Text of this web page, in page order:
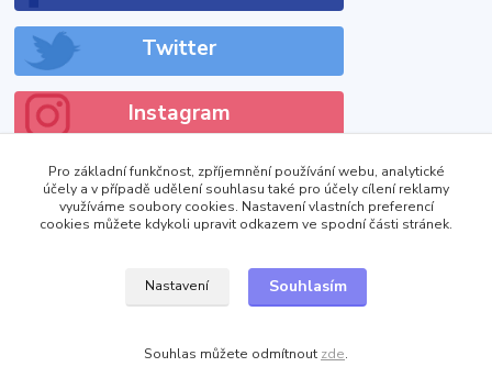
Twitter
Instagram
Zobrazit výdejní místa
Pro základní funkčnost, zpříjemnění používání webu, analytické
účely a v případě udělení souhlasu také pro účely cílení reklamy
využíváme soubory cookies. Nastavení vlastních preferencí
cookies můžete kdykoli upravit odkazem ve spodní části stránek.
Nastavení Souhlasím
Souhlas můžete odmítnout zde.